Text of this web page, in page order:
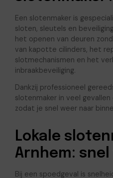
Een slotenmaker is
sloten, sleutels en
het openen van deuren
van kapotte cilinders, het
slotmechanismen en het
inbraakbeveiliging.
Dankzij professioneel
slotenmaker in veel
zodat je snel weer naar
Lokale
Arnhem:
Bij een spoedgeval is